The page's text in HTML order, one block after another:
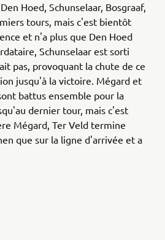
Hoed, Schunselaar, Bosgraaf,
tours, mais c'est bientôt
et n'a plus que Den Hoed
Schunselaar est sorti
pas, provoquant la chute de ce
jusqu'à la victoire. Mégard et
battus ensemble pour la
dernier tour, mais c'est
Mégard, Ter Veld termine
que sur la ligne d'arrivée et a